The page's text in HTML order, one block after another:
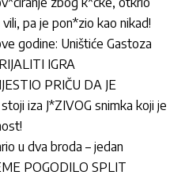
pa je pon*zio kao nikad!
godine: Uništiće Gastoza
IGRA
PRIČU DA JE
iza J*ZIVOG snimka koji je
u dva broda – jedan
POGODILO SPLIT